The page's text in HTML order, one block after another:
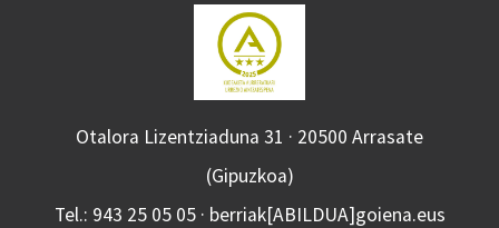
Otalora Lizentziaduna 31 · 20500 Arrasate
(Gipuzkoa)
Tel.: 943 25 05 05 · berriak[ABILDUA]goiena.eus